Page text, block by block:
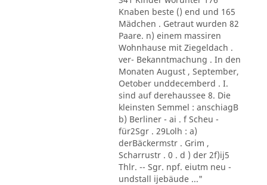
Knaben beste () end und 165
Mädchen . Getraut wurden 82
Paare. n) einem massiren
Wohnhause mit Ziegeldach .
ver- Bekanntmachung . In den
Monaten August , September,
Oetober unddecemberd . I.
sind auf derehaussee 8. Die
kleinsten Semmel : anschiagB
b) Berliner - ai . f Scheu -
für2Sgr . 29Lolh : a)
derBäckermstr . Grim ,
Scharrustr . 0 . d ) der 2f)ij5
Thlr. -- Sgr. npf. eiutm neu -
undstall ijebäude ..."